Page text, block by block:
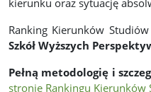
Ranking Kierunków
Szkół Wyższych
Pełną metodologię i
stronie Rankingu